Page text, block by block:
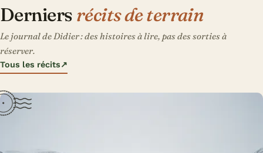
Derniers récits de terrain
Le journal de Didier : des histoires à lire, pas des sorties à
réserver.
Tous les récits↗